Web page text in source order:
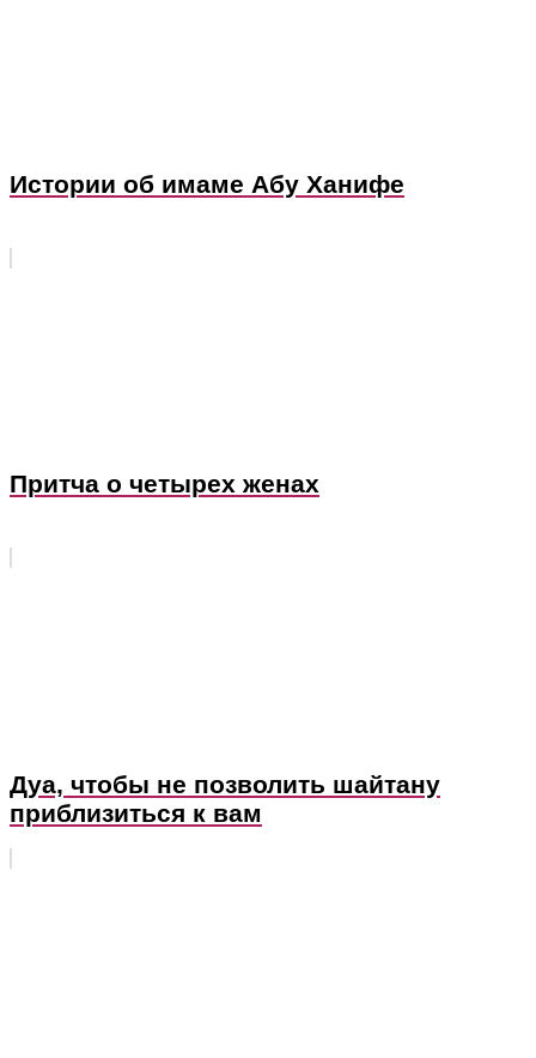
Истории об имаме Абу Ханифе
Притча о четырех женах
Дуа, чтобы не позволить шайтану
приблизиться к вам